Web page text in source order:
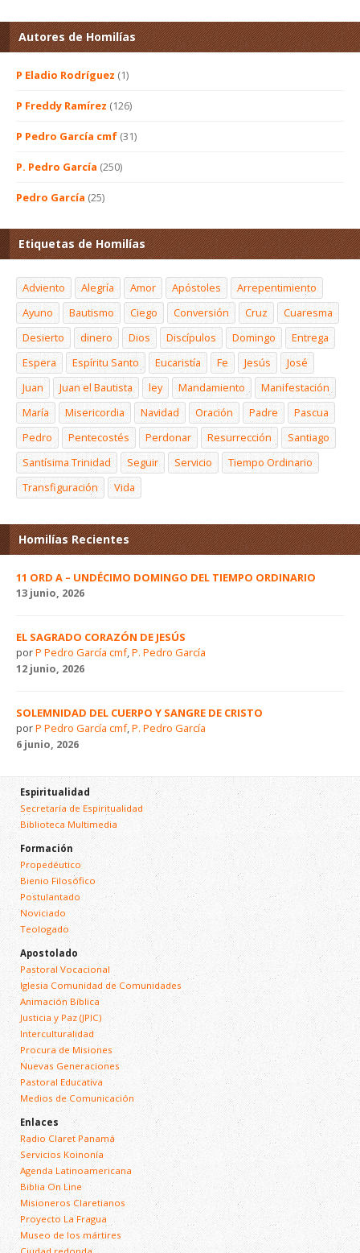
Autores de Homilías
P Eladio Rodríguez (1)
P Freddy Ramírez (126)
P Pedro García cmf (31)
P. Pedro García (250)
Pedro García (25)
Etiquetas de Homilías
Adviento Alegría Amor Apóstoles
Arrepentimiento
Ayuno
Bautismo Ciego Conversión Cruz
Cuaresma
Desierto
dinero Dios Discípulos Domingo
Entrega
Espera
Espíritu Santo Eucaristía Fe Jesús
José
Juan
Juan el Bautista ley Mandamiento
Manifestación
María
Misericordia Navidad Oración Padre
Pascua
Pedro
Pentecostés Perdonar Resurrección
Santiago
Santísima Trinidad
Seguir Servicio
Tiempo Ordinario
Transfiguración
Vida
Homilías Recientes
11 ORD A – UNDÉCIMO DOMINGO DEL TIEMPO ORDINARIO
13 junio, 2026
EL SAGRADO CORAZÓN DE JESÚS
porP Pedro García cmf,P. Pedro García
12 junio, 2026
SOLEMNIDAD DEL CUERPO Y SANGRE DE CRISTO
porP Pedro García cmf,P. Pedro García
6 junio, 2026
Espiritualidad
Secretaría de Espiritualidad
Biblioteca Multimedia
Formación
Propedéutico
Bienio Filosófico
Postulantado
Noviciado
Teologado
Apostolado
Pastoral Vocacional
Iglesia Comunidad de Comunidades
Animación Bíblica
Justicia y Paz (JPIC)
Interculturalidad
Procura de Misiones
Nuevas Generaciones
Pastoral Educativa
Medios de Comunicación
Enlaces
Radio Claret Panamá
Servicios Koinonía
Agenda Latinoamericana
Biblia On Line
Misioneros Claretianos
Proyecto La Fragua
Museo de los mártires